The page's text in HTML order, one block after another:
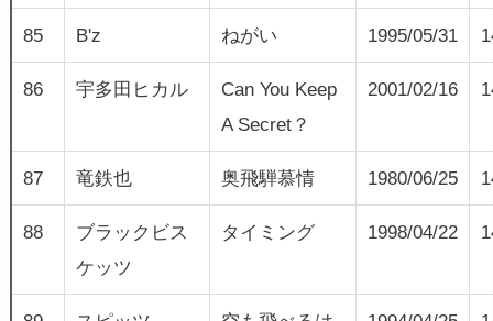
85 B'z ねがい 1995/05/31
86 宇多田ヒカル
Can You Keep
A Secret？
2001/02/16
87 竜鉄也 奥飛騨慕情 1980/06/25
88
ブラックビス
ケッツ
タイミング 1998/04/22